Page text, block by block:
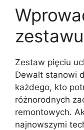
Zestaw pięciu
Dewalt stanowi
każdego, kto
różnorodnych
remontowych.
najnowszymi